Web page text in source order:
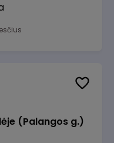
(Palangos g.)